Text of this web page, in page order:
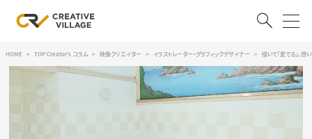
会員登録
HOME TOP Creator's コラム 映像クリエイター イラストレーター・グラフィックデザイナー 描いて「愛でる」。